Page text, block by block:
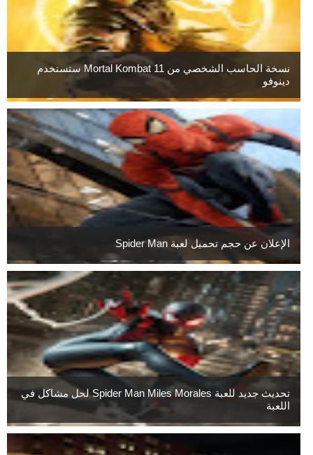
نسخة الحاسب الشخصي من Mortal Kombat 11 ستستخدم
دينوفو
الإعلان عن حجم تحميل لعبة Spider Man
تحديث جديد للعبة Spider Man Miles Morales لحل مشاكل في
اللعبة